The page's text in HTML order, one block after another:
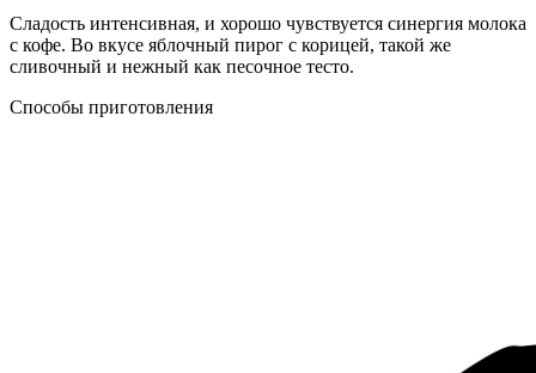
Сладость интенсивная, и хорошо чувствуется синергия молока
с кофе. Во вкусе яблочный пирог с корицей, такой же
сливочный и нежный как песочное тесто.
Способы приготовления